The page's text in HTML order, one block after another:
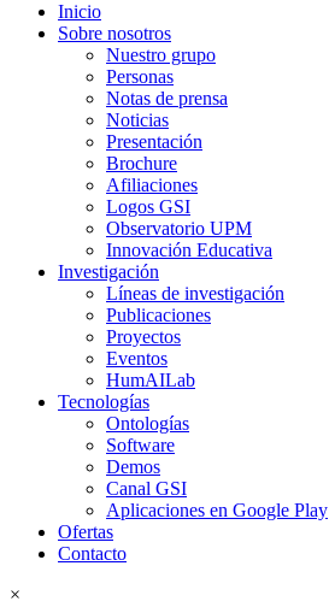
Inicio
Sobre nosotros
Nuestro grupo
Personas
Notas de prensa
Noticias
Presentación
Brochure
Afiliaciones
Logos GSI
Observatorio UPM
Innovación Educativa
Investigación
Líneas de investigación
Publicaciones
Proyectos
Eventos
HumAILab
Tecnologías
Ontologías
Software
Demos
Canal GSI
Aplicaciones en Google Play
Ofertas
Contacto
×